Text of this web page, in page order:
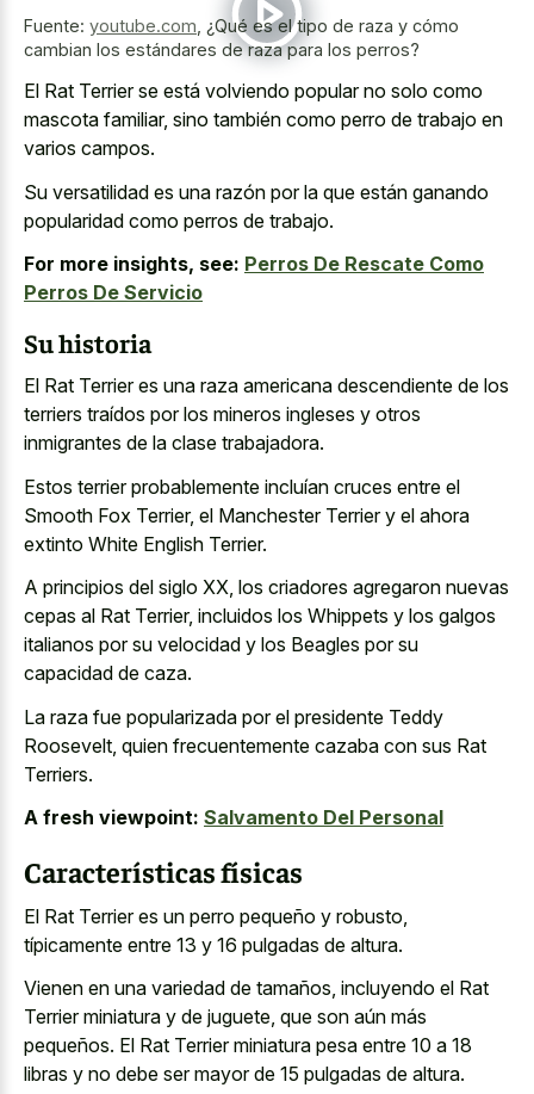
Fuente: youtube.com ¿Qué es el tipo de raza y cómo
cambian los estándares de raza para los perros?
El Rat Terrier se está volviendo popular no solo como
mascota familiar, sino también como perro de trabajo en
varios campos.
Su versatilidad es una razón por la que están ganando
popularidad como perros de trabajo.
For more insights, see: Perros De Rescate Como
Perros De Servicio
Su historia
El Rat Terrier es una raza americana descendiente de los
terriers traídos por los mineros ingleses y otros
inmigrantes de la clase trabajadora.
Estos terrier probablemente incluían cruces entre el
Smooth Fox Terrier, el Manchester Terrier y el ahora
extinto White English Terrier.
A principios del siglo XX, los criadores agregaron nuevas
cepas al Rat Terrier, incluidos los Whippets y los galgos
italianos por su velocidad y los Beagles por su
capacidad de caza.
La raza fue popularizada por el presidente Teddy
Roosevelt, quien frecuentemente cazaba con sus Rat
Terriers.
A fresh viewpoint: Salvamento Del Personal
Características físicas
El Rat Terrier es un perro pequeño y robusto,
típicamente entre 13 y 16 pulgadas de altura.
Vienen en una variedad de tamaños, incluyendo el Rat
Terrier miniatura y de juguete, que son aún más
pequeños. El Rat Terrier miniatura pesa entre 10 a 18
libras y no debe ser mayor de 15 pulgadas de altura.